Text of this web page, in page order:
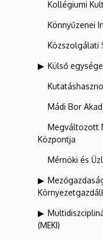
Kollégiumi
Könnyűzenei
Közszolgálati
Külső
Mádi Bor
Megváltozott
Központja
Mérnöki és
(MEKI)